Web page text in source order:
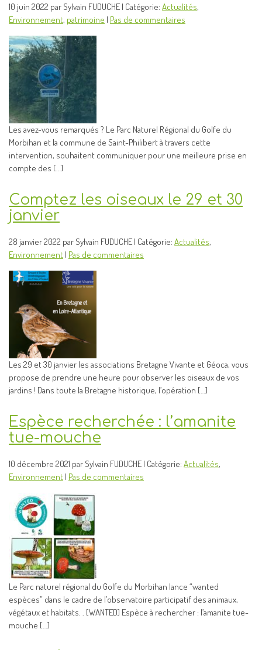
10 juin 2022 par Sylvain FUDUCHE | Catégorie: Actualités,
Environnement, patrimoine | Pas de commentaires
Les avez-vous remarqués ? Le Parc Naturel Régional du Golfe du
Morbihan et la commune de Saint-Philibert à travers cette
intervention, souhaitent communiquer pour une meilleure prise en
compte des […]
Comptez les oiseaux le 29 et 30
janvier
28 janvier 2022 par Sylvain FUDUCHE | Catégorie: Actualités,
Environnement | Pas de commentaires
Les 29 et 30 janvier les associations Bretagne Vivante et Géoca, vous
propose de prendre une heure pour observer les oiseaux de vos
jardins ! Dans toute la Bretagne historique, l’opération […]
Espèce recherchée : l’amanite
tue-mouche
10 décembre 2021 par Sylvain FUDUCHE | Catégorie: Actualités,
Environnement | Pas de commentaires
Le Parc naturel régional du Golfe du Morbihan lance “wanted
espèces” dans le cadre de l’observatoire participatif des animaux,
végétaux et habitats. . [WANTED] Espèce à rechercher : l’amanite tue-
mouche […]